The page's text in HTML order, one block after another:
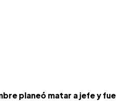
planeó matar a jefe y fue